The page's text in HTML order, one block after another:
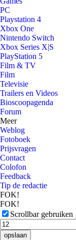
PC
Playstation 4
Xbox One
Nintendo Switch
Xbox Series X|S
PlayStation 5
Film & TV
Film
Televisie
Trailers en Videos
Bioscoopagenda
Forum
Meer
Weblog
Fotoboek
Prijsvragen
Contact
Colofon
Feedback
Tip de redactie
FOK!
FOK!
Scrollbar gebruiken
opslaan